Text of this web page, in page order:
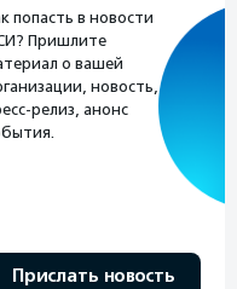
попасть в новости
Пришлите
о вашей
новость,
релиз, анонс
Прислать новость